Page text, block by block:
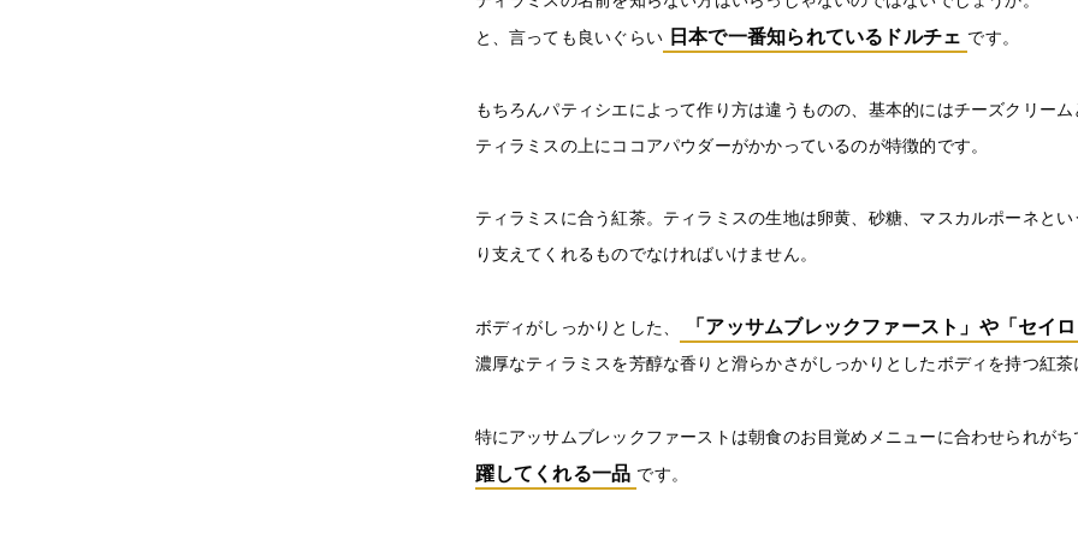
と、言っても良いぐらい 日本で一番知られているドルチェ です。
もちろんパティシエによって作り方は違うものの、基本的にはチーズクリー
ティラミスの上にココアパウダーがかかっているのが特徴的です。
ティラミスに合う紅茶。ティラミスの生地は卵黄、砂糖、マスカルポーネと
り支えてくれるものでなければいけません。
ボディがしっかりとした、 「アッサムブレックファースト」や「セイ
濃厚なティラミスを芳醇な香りと滑らかさがしっかりとしたボディを持つ紅
特にアッサムブレックファーストは朝食のお目覚めメニューに合わせられが
躍してくれる一品 です。